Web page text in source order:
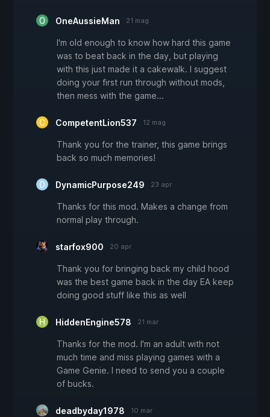
OneAussieMan 21 mag
I'm old enough to know how hard this game
was to beat back in the day, but playing
with this just made it a cakewalk. I suggest
doing your first run through without mods,
then mess with the game...
CompetentLion537 12 mag
Thank you for the trainer, this game brings
back so much memories!
DynamicPurpose249 23 apr
Thanks for this mod. Makes a change from
normal play through.
starfox900 20 apr
Thank you for bringing back my child hood
was the best game back in the day EA keep
doing good stuff like this as well
HiddenEngine578 21 mar
Thanks for the mod. I'm an adult with not
much time and miss playing games with a
Game Genie. I need to send you a couple
of bucks.
deadbyday1978 10 mar